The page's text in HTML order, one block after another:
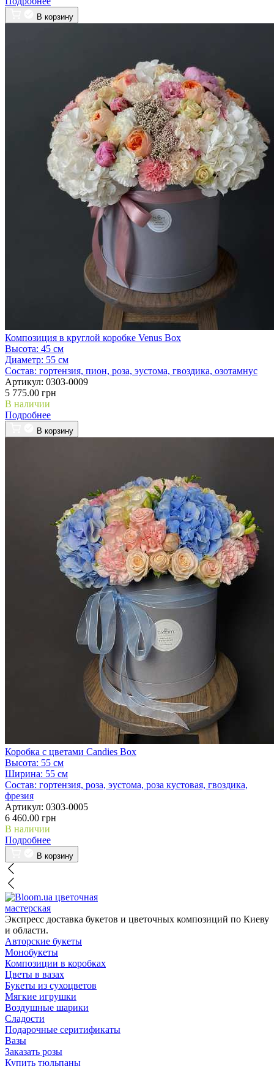
В корзину
Композиция в круглой коробке Venus Box
Высота: 45 см
Диаметр: 55 см
Состав: гортензия, пион, роза, эустома, гвоздика, озотамнус
Артикул: 0303-0009
5 775.00 грн
В наличии
Подробнее
В корзину
Коробка с цветами Candies Box
Высота: 55 см
Ширина: 55 см
Состав: гортензия, роза, эустома, роза кустовая, гвоздика,
фрезия
Артикул: 0303-0005
6 460.00 грн
В наличии
Подробнее
В корзину
цветочная
мастерская
Экспресс доставка букетов и цветочных композиций по Киеву
и области.
Авторские букеты
Монобукеты
Композиции в коробках
Цветы в вазах
Букеты из сухоцветов
Мягкие игрушки
Воздушные шарики
Сладости
Подарочные серитификаты
Вазы
Заказать розы
Купить тюльпаны